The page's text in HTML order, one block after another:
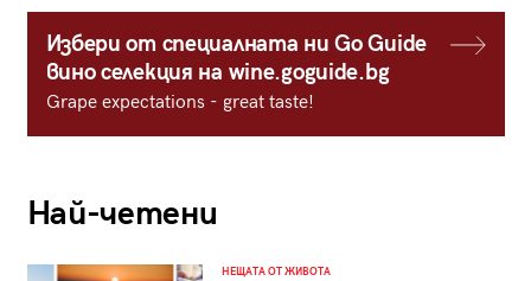
Избери от специалната ни Go Guide
вино селекция на wine.goguide.bg
Grape expectations - great taste!
Най-четени
НЕЩАТА ОТ ЖИВОТА